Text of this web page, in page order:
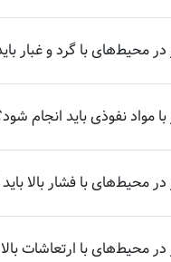
محیط‌های با گرد و غبار
مواد نفوذی باید انجام
محیط‌های با فشار بالا
محیط‌های با ارتعاشات